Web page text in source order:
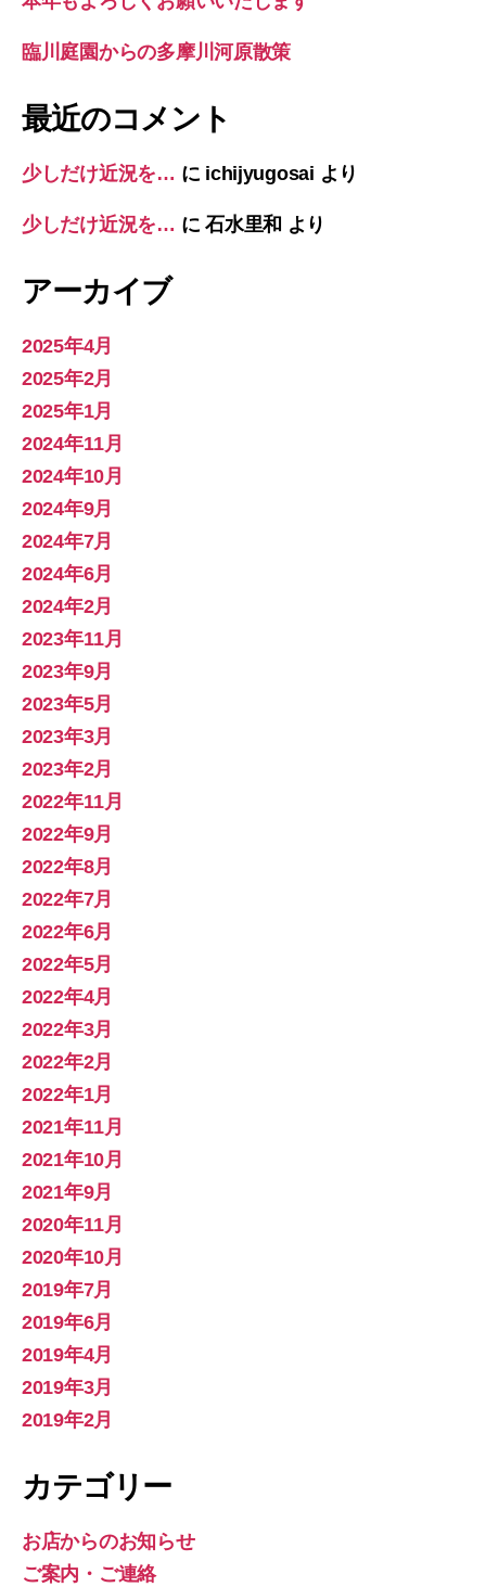
臨川庭園からの多摩川河原散策
最近のコメント
少しだけ近況を… に ichijyugosai より
少しだけ近況を… に石水里和 より
アーカイブ
2025年4月
2025年2月
2025年1月
2024年11月
2024年10月
2024年9月
2024年7月
2024年6月
2024年2月
2023年11月
2023年9月
2023年5月
2023年3月
2023年2月
2022年11月
2022年9月
2022年8月
2022年7月
2022年6月
2022年5月
2022年4月
2022年3月
2022年2月
2022年1月
2021年11月
2021年10月
2021年9月
2020年11月
2020年10月
2019年7月
2019年6月
2019年4月
2019年3月
2019年2月
カテゴリー
お店からのお知らせ
ご案内・ご連絡